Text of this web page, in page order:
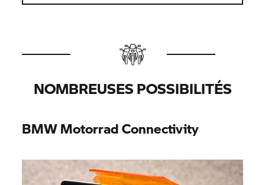
NOMBREUSES POSSIBILITÉS
BMW MotorradConnectivity